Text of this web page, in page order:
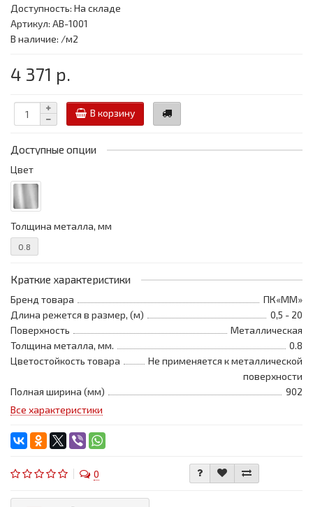
Доступность: На складе
Артикул: АВ-1001
В наличие: /м2
4 371 р.
В корзину
Доступные опции
Цвет
Толщина металла, мм
0.8
Краткие характеристики
Бренд товара
ПК«ММ»
Длина режется в размер, (м)
0,5 - 20
Поверхность
Металлическая
Толщина металла, мм.
0.8
Цветостойкость товара
Не применяется к металлической
поверхности
Полная ширина (мм)
902
Все характеристики
0